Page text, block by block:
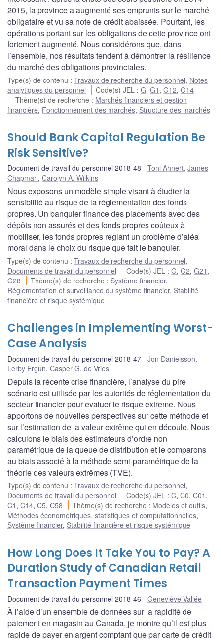
2015, la province a augmenté ses emprunts sur le marché
obligataire et vu sa note de crédit abaissée. Pourtant, les
opérations portant sur les obligations de cette province ont
fortement augmenté. Nous considérons que, dans
l’ensemble, nos résultats tendent à démontrer la résilience
du marché des obligations provinciales.
Type(s) de contenu : Travaux de recherche du personnel, Notes
analytiques du personnel
Code(s) JEL :G,G1 ,G12,G14
Thème(s) de recherche : Marchés financiers et gestion
financière, Fonctionnement des marchés, Structure des marchés
Should Bank Capital Regulation Be
Risk Sensitive?
Document de travail du personnel 2018-48 Toni Ahnert, James
Chapman, Carolyn A. Wilkins
Nous exposons un modèle simple visant à étudier la
sensibilité au risque de la réglementation des fonds
propres. Un banquier finance des placements avec des
dépôts non assurés et des fonds propres coûteux à
mobiliser, les fonds propres réglant un problème d’aléa
moral dans le choix du risque que fait le banquier.
Type(s) de contenu : Travaux de recherche du personnel,
Documents de travail du personnel
Code(s) JEL :G,G2,G21 ,
G28
Thème(s) de recherche : Système financier,
Réglementation et surveillance du système financier, Stabilité
financière et risque systémique
Challenges in Implementing Worst-
Case Analysis
Document de travail du personnel 2018-47 Jon Danielsson,
Lerby Ergun, Casper G. de Vries
Depuis la récente crise financière, l’analyse du pire
scénario est utilisée par les autorités de réglementation du
secteur financier pour évaluer le risque extrême. Nous
apportons de nouvelles perspectives sur cette méthode et
sur l’estimation de la valeur extrême qui en découle. Nous
calculons le biais des estimateurs d’ordre non
paramétrique de la queue de distribution et le comparons
au biais associé à la méthode semi-paramétrique de la
théorie des valeurs extrêmes (TVE).
Type(s) de contenu : Travaux de recherche du personnel,
Documents de travail du personnel
Code(s) JEL :C,C0,C01 ,
C1 , C14, C5, C58 Thème(s) de recherche : Modèles et outils,
Méthodes économétriques, statistiques et computationnelles,
Système financier, Stabilité financière et risque systémique
How Long Does It Take You to Pay? A
Duration Study of Canadian Retail
Transaction Payment Times
Document de travail du personnel 2018-46 Geneviève Vallée
À l’aide d’un ensemble de données sur la rapidité de
paiement en magasin au Canada, je montre qu’il est plus
rapide de payer en argent comptant que par carte de crédit